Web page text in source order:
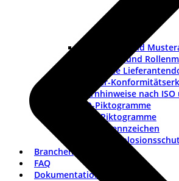
Checklisten und
Werkzeuge und
Checkliste
Muster-
Warnhinweise nach ISO
ISO-Piktogramme
ANSI-Piktogramme
Länderkennzeichen
Vortrag
Branchen
FAQ
Dokumentation